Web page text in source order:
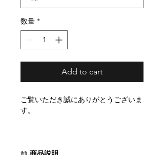
数量 *
Add to cart
ご覧いただき誠にありがとうございま
す。